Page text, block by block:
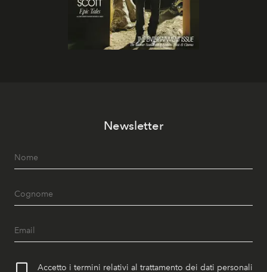
Newsletter
Accetto i termini relativi al trattamento dei dati personali